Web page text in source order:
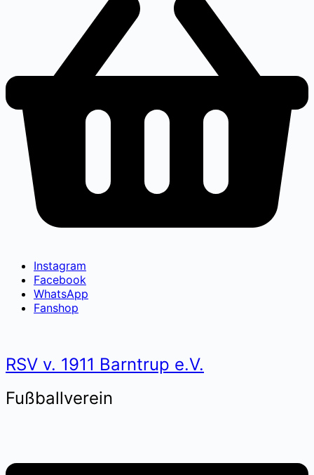
Instagram
Facebook
WhatsApp
Fanshop
RSV v. 1911 Barntrup e.V.
Fußballverein